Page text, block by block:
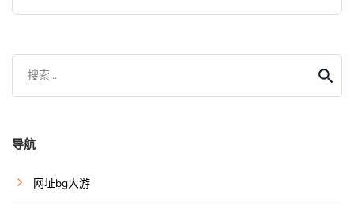
搜索...
导航
网址bg大游